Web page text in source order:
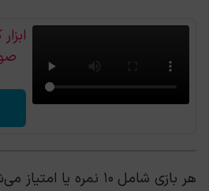
هر بازی شامل ۱۰ نمره